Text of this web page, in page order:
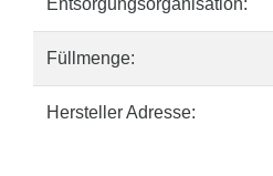
Entsorgungsorganisation:
Füllmenge:
Hersteller Adresse: